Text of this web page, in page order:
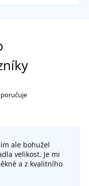
+2
Club JN775
ale bohužel
velikost. Je mi
a z kvalitního